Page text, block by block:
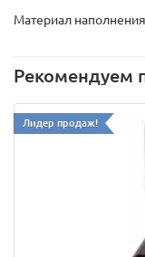
Материал
Рекомендуем
Лидер продаж!